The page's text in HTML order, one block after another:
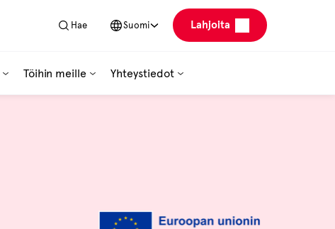
Hae Suomi Lahjoita
Töihin meille Yhteystiedot